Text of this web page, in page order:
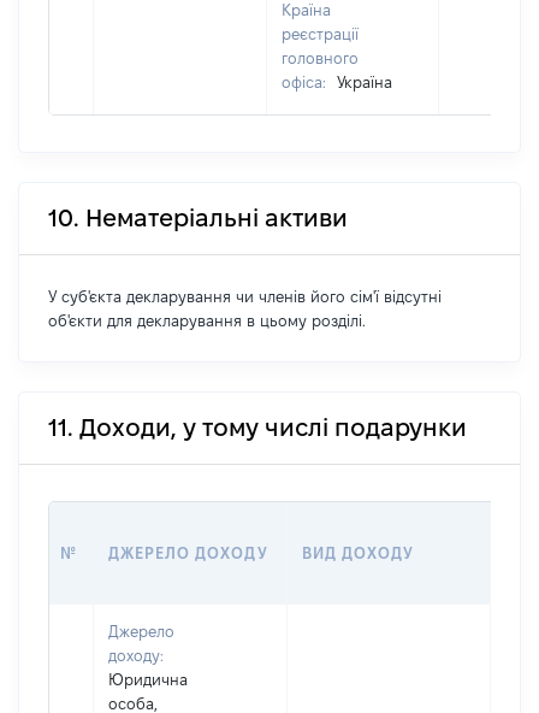
Країна
реєстрації
головного
офіса:
Україна
10. Нематеріальні активи
У суб'єкта декларування чи членів його сім'ї відсутні
об'єкти для декларування в цьому розділі.
11. Доходи, у тому числі подарунки
№ ДЖЕРЕЛО ДОХОДУ ВИД ДОХОДУ
Джерело
доходу:
Юридична
особа,